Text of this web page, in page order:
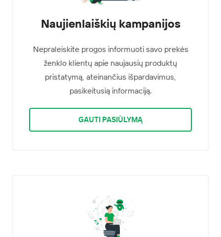
Naujienlaiškių kampanijos
Nepraleiskite progos informuoti savo prekės
ženklo klientų apie naujausių produktų
pristatymą, ateinančius išpardavimus,
pasikeitusią informaciją.
GAUTI PASIŪLYMĄ